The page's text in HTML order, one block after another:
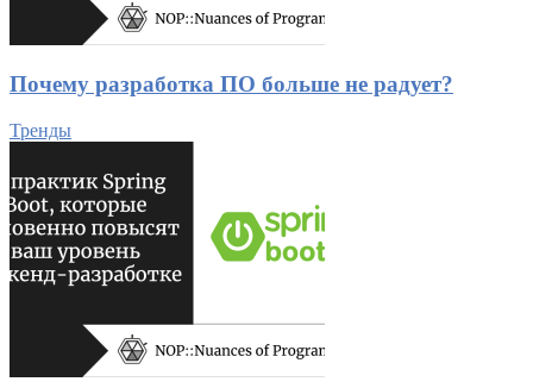
Почему разработка ПО больше не радует?
Тренды